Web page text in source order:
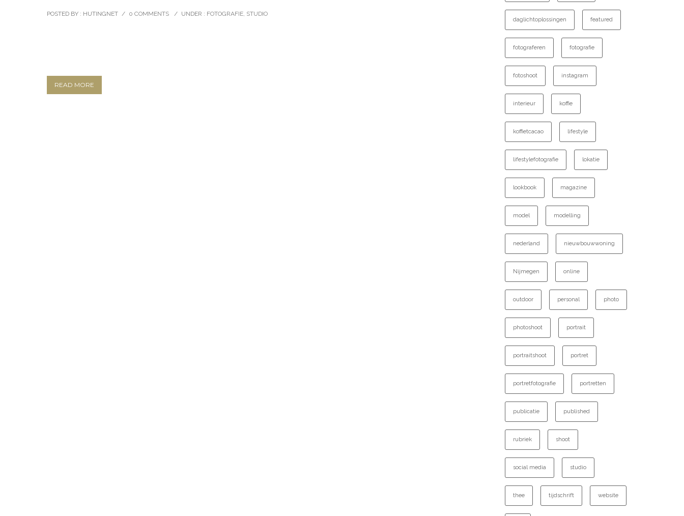
POSTED BY : HUTINGNET / 0 COMMENTS / UNDER : FOTOGRAFIE STUDIO
READ MORE
daglichtoplossingen featured
fotograferen fotografie
fotoshoot instagram
interieur koffie
koffietcacao lifestyle
lifestylefotografie lokatie
lookbook magazine
model modelling
nederland nieuwbouwwoning
Nijmegen online
outdoor personal photo
photoshoot portrait
portraitshoot portret
portretfotografie portretten
publicatie published
rubriek shoot
social media studio
thee tijdschrift website